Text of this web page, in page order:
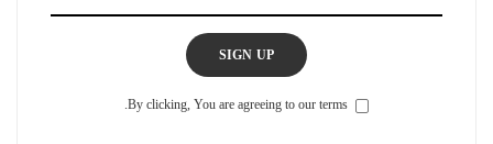
SIGN UP
By clicking, You are agreeing to our terms.